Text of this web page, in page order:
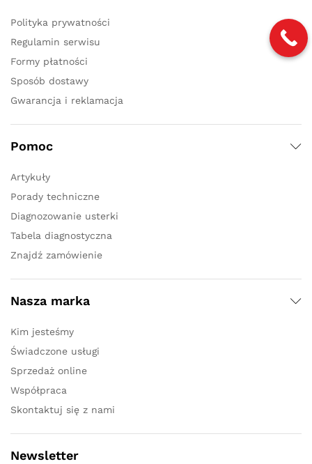
Polityka prywatności
Regulamin serwisu
Formy płatności
Sposób dostawy
Gwarancja i reklamacja
Pomoc
Artykuły
Porady techniczne
Diagnozowanie usterki
Tabela diagnostyczna
Znajdź zamówienie
Nasza marka
Kim jesteśmy
Świadczone usługi
Sprzedaż online
Współpraca
Skontaktuj się z nami
Newsletter